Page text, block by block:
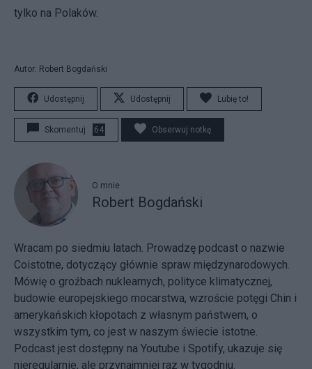
tylko na Polaków.
Autor: Robert Bogdański
Udostępnij Udostępnij Lubię to!
Skomentuj 64 Obserwuj notkę
O mnie
Robert Bogdański
Wracam po siedmiu latach. Prowadzę podcast o nazwie
Coistotne, dotyczący głównie spraw międzynarodowych.
Mówię o groźbach nuklearnych, polityce klimatycznej,
budowie europejskiego mocarstwa, wzroście potęgi Chin i
amerykańskich kłopotach z własnym państwem, o
wszystkim tym, co jest w naszym świecie istotne.
Podcast jest dostępny na Youtube i Spotify, ukazuje się
nieregularnie, ale przynajmniej raz w tygodniu.